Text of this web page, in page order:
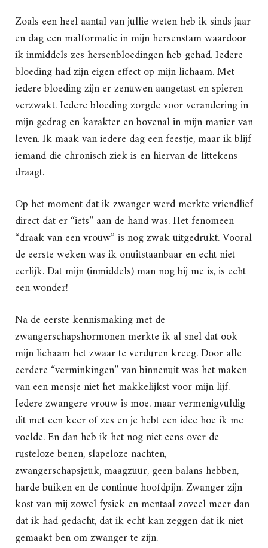
Zoals een heel aantal van jullie weten heb ik sinds jaar
en dag een malformatie in mijn hersenstam waardoor
ik inmiddels zes hersenbloedingen heb gehad. Iedere
bloeding had zijn eigen effect op mijn lichaam. Met
iedere bloeding zijn er zenuwen aangetast en spieren
verzwakt. Iedere bloeding zorgde voor verandering in
mijn gedrag en karakter en bovenal in mijn manier van
leven. Ik maak van iedere dag een feestje, maar ik blijf
iemand die chronisch ziek is en hiervan de littekens
draagt.
Op het moment dat ik zwanger werd merkte vriendlief
direct dat er “iets” aan de hand was. Het fenomeen
“draak van een vrouw” is nog zwak uitgedrukt. Vooral
de eerste weken was ik onuitstaanbaar en echt niet
eerlijk. Dat mijn (inmiddels) man nog bij me is, is echt
een wonder!
Na de eerste kennismaking met de
zwangerschapshormonen merkte ik al snel dat ook
mijn lichaam het zwaar te verduren kreeg. Door alle
eerdere “verminkingen” van binnenuit was het maken
van een mensje niet het makkelijkst voor mijn lijf.
Iedere zwangere vrouw is moe, maar vermenigvuldig
dit met een keer of zes en je hebt een idee hoe ik me
voelde. En dan heb ik het nog niet eens over de
rusteloze benen, slapeloze nachten,
zwangerschapsjeuk, maagzuur, geen balans hebben,
harde buiken en de continue hoofdpijn. Zwanger zijn
kost van mij zowel fysiek en mentaal zoveel meer dan
dat ik had gedacht, dat ik echt kan zeggen dat ik niet
gemaakt ben om zwanger te zijn.